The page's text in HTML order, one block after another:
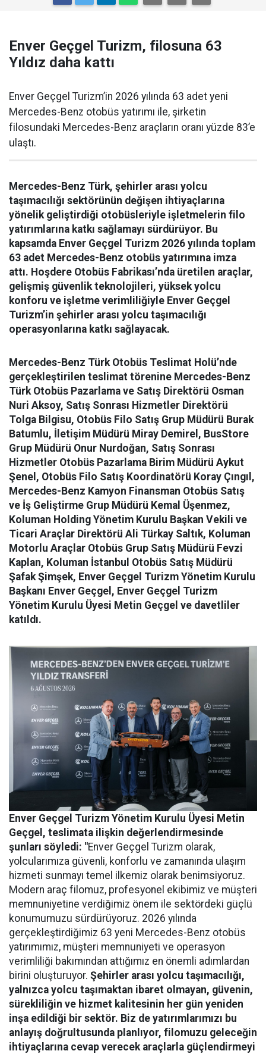
Enver Geçgel Turizm, filosuna 63
Yıldız daha kattı
Enver Geçgel Turizm’in 2026 yılında 63 adet yeni
Mercedes-Benz otobüs yatırımı ile, şirketin
filosundaki Mercedes-Benz araçların oranı yüzde 83’e
ulaştı.
Mercedes-Benz Türk, şehirler arası yolcu
taşımacılığı sektörünün değişen ihtiyaçlarına
yönelik geliştirdiği otobüsleriyle işletmelerin filo
yatırımlarına katkı sağlamayı sürdürüyor. Bu
kapsamda Enver Geçgel Turizm 2026 yılında toplam
63 adet Mercedes-Benz otobüs yatırımına imza
attı. Hoşdere Otobüs Fabrikası’nda üretilen araçlar,
gelişmiş güvenlik teknolojileri, yüksek yolcu
konforu ve işletme verimliliğiyle Enver Geçgel
Turizm’in şehirler arası yolcu taşımacılığı
operasyonlarına katkı sağlayacak.
Mercedes-Benz Türk Otobüs Teslimat Holü’nde
gerçekleştirilen teslimat törenine Mercedes-Benz
Türk Otobüs Pazarlama ve Satış Direktörü Osman
Nuri Aksoy, Satış Sonrası Hizmetler Direktörü
Tolga Bilgisu, Otobüs Filo Satış Grup Müdürü Burak
Batumlu, İletişim Müdürü Miray Demirel, BusStore
Grup Müdürü Onur Nurdoğan, Satış Sonrası
Hizmetler Otobüs Pazarlama Birim Müdürü Aykut
Şenel, Otobüs Filo Satış Koordinatörü Koray Çıngıl,
Mercedes-Benz Kamyon Finansman Otobüs Satış
ve İş Geliştirme Grup Müdürü Kemal Üşenmez,
Koluman Holding Yönetim Kurulu Başkan Vekili ve
Ticari Araçlar Direktörü Ali Türkay Saltık, Koluman
Motorlu Araçlar Otobüs Grup Satış Müdürü Fevzi
Kaplan, Koluman İstanbul Otobüs Satış Müdürü
Şafak Şimşek, Enver Geçgel Turizm Yönetim Kurulu
Başkanı Enver Geçgel, Enver Geçgel Turizm
Yönetim Kurulu Üyesi Metin Geçgel ve davetliler
katıldı.
Enver Geçgel Turizm Yönetim Kurulu Üyesi Metin
Geçgel , teslimata ilişkin değerlendirmesinde
şunları söyledi: "Enver Geçgel Turizm olarak,
yolcularımıza güvenli, konforlu ve zamanında ulaşım
hizmeti sunmayı temel ilkemiz olarak benimsiyoruz.
Modern araç filomuz, profesyonel ekibimiz ve müşteri
memnuniyetine verdiğimiz önem ile sektördeki güçlü
konumumuzu sürdürüyoruz. 2026 yılında
gerçekleştirdiğimiz 63 yeni Mercedes-Benz otobüs
yatırımımız, müşteri memnuniyeti ve operasyon
verimliliği bakımından attığımız en önemli adımlardan
birini oluşturuyor. Şehirler arası yolcu taşımacılığı,
yalnızca yolcu taşımaktan ibaret olmayan, güvenin,
sürekliliğin ve hizmet kalitesinin her gün yeniden
inşa edildiği bir sektör. Biz de yatırımlarımızı bu
anlayış doğrultusunda planlıyor, filomuzu geleceğin
ihtiyaçlarına cevap verecek araçlarla güçlendirmeyi